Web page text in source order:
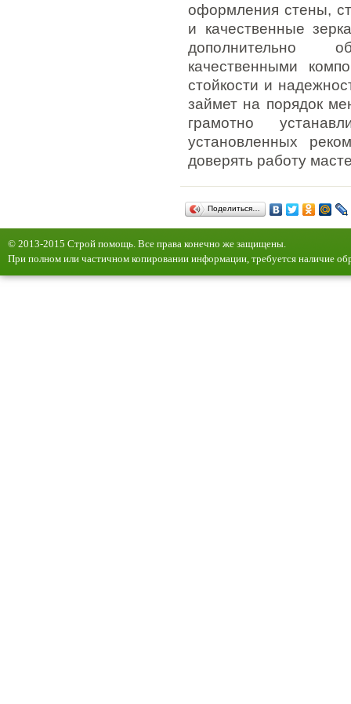
оформления стены,
и качественные
дополнительно
качественными
стойкости и
займет на порядок
грамотно
установленных
доверять работу
Поделиться…
© 2013-2015 Строй помощь. Все права конечно же защищены.
При полном или частичном копировании информации, требуется наличие